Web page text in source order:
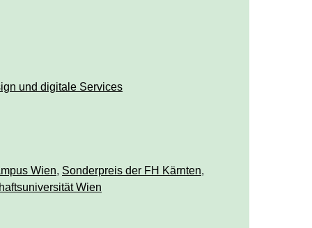
und digitale Services
Wien, Sonderpreis der FH Kärnten,
Wien